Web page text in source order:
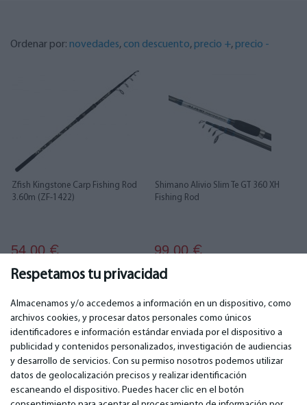
Respetamos tu privacidad
Almacenamos y/o accedemos a información en un dispositivo, como
archivos cookies, y procesar datos personales como únicos
identificadores e información estándar enviada por el dispositivo a
publicidad y contenidos personalizados, investigación de audiencias
y desarrollo de servicios. Con su permiso nosotros podemos utilizar
datos de geolocalización precisos y realizar identificación
escaneando el dispositivo. Puedes hacer clic en el botón
Ordenar por: novedades, con descuento, precio +, precio -
Zfish Kingstone Carp Fishing Rod
3.60m (ZF-1422)
54.00€
Shimano Alivio Slim Te GT 360 XH
Fishing Rod
99.00€
IMPORTANTE
Servicios de garantía
CONTACTOS
Teléfono. +349 36940118
email: info@bm.lv
WhatsApp +371 27725222